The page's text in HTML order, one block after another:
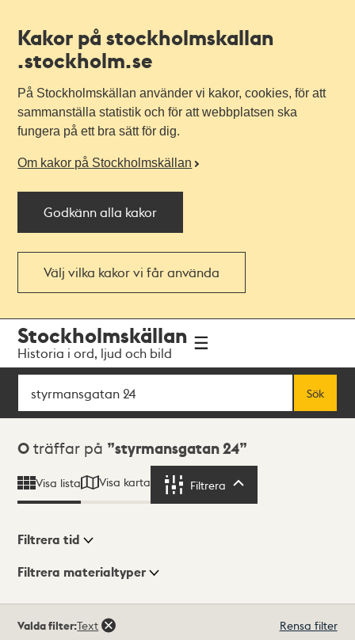
Kakor på stockholmskallan
.stockholm.se
På Stockholmskällan använder vi kakor, cookies, för att
sammanställa statistik och för att webbplatsen ska
fungera på ett bra sätt för dig.
Om kakor på Stockholmskällan
Godkänn alla kakor
Välj vilka kakor vi får använda
navigationen
huvudinnehållet
Stockholmskällan
Historia i ord, ljud och bild
Sök
Sök
Sökresultat
0 träffar på styrmansgatan 24
Visa lista Visa karta Filtrera
Visningsläge
Filtrera tid
Filtrera materialtyper
träffar
Valda filter:Text Rensa filter